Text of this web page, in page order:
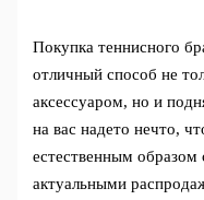
Покупка теннисного
отличный способ не
аксессуаром, но и
на вас надето нечто,
естественным образом
актуальными